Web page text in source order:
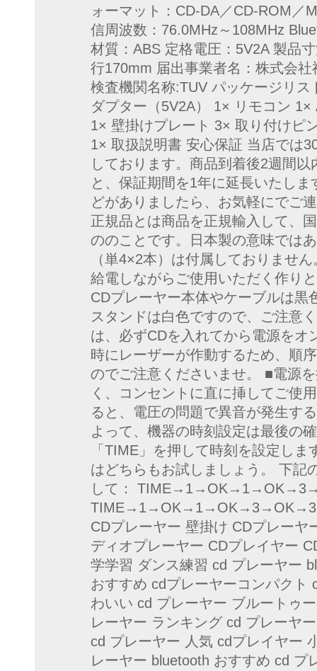
ォーマット：CD-DA／CD-ROM／
信周波数：76.0MHz～108MHz
材質：ABS 定格電圧：5V2A 製
行170mm 届出事業者名：株式会
検査機関名称:TUV パッケージリ
ダプター（5V2A） 1× リモコン
1× 壁掛けプレート 3× 取り付けピ
1× 取扱説明書 安心保証 当店では
しております。商品到着後2週間
と、保証期間を1年に延長いたし
どがありましたら、お気軽にでご
正規品とは商品を正規輸入して、
ののことです。日本製の意味では
（単4×2本）は付属しておりませ
給電しながらご使用いただく作り
CDプレーヤー本体やケーブルは黒
スタンドは白色ですので、ご注意
は、必ずCDを入れてから電源を
時にレーザーが作動するため、順
のでご注意くださいませ。 ■電源
く、コンセントに直に挿してご使
ると、電圧の問題で異音が発生す
よって、機器の時刻設定は最後の
「TIME」を押して時刻を設定し
はどちらもお試しましょう。 下記
して：
CDプレーヤー 壁掛け CDプレー
ディオプレーヤー CDプレイヤー
学学習 ダンス練習 cd プレーヤー
おすすめ cdプレーヤーコンパクト
わいい cd プレーヤー ブルートゥ
レーヤー ランキング cd プレーヤ
cd プレーヤー 人気 cdプレイヤー
レーヤー bluetooth おすすめ cd プ